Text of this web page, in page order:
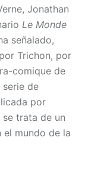
Jonathan
Le Monde
señalado,
Trichon, por
comique de
serie de
por
trata de un
mundo de la